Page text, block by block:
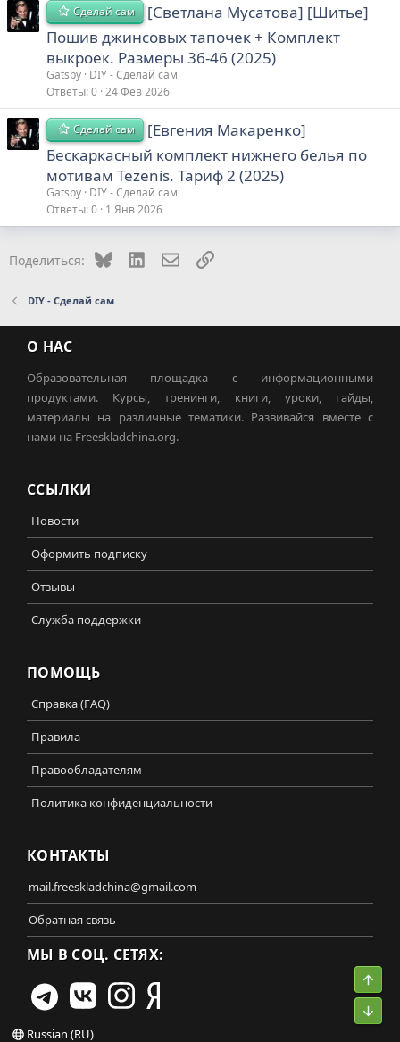
Сделай сам
[Светлана Мусатова] [Шитье]
Пошив джинсовых тапочек + Комплект
выкроек. Размеры 36-46 (2025)
Gatsby DIY - Сделай сам
Ответы 0 24 Фев 2026
Сделай сам
[Евгения Макаренко]
Бескаркасный комплект нижнего белья по
мотивам Tezenis. Тариф 2 (2025)
Gatsby DIY - Сделай сам
Ответы 0 1 Янв 2026
Поделиться: Bluesky LinkedInЭлектронная почта
Ссылка
DIY - Сделай сам
О НАС
Образовательная площадка с информационными
продуктами. Курсы, тренинги, книги, уроки, гайды,
материалы на различные тематики. Развивайся вместе с
нами на Freeskladchina.org.
ССЫЛКИ
Новости
Оформить подписку
Отзывы
Служба поддержки
ПОМОЩЬ
Справка (FAQ)
Правила
Правообладателям
Политика конфиденциальности
КОНТАКТЫ
mail.freeskladchina@gmail.com
Обратная связь
МЫ В СОЦ. СЕТЯХ:
Russian (RU)